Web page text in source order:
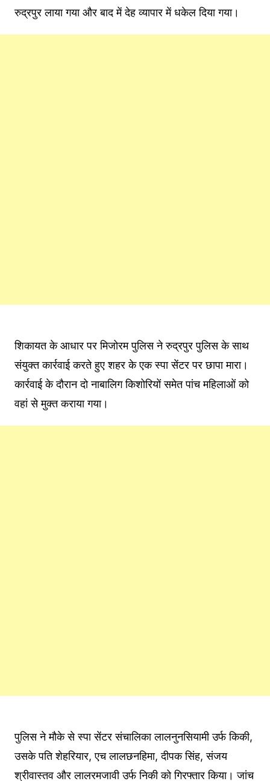
रुद्रपुर लाया गया और बाद में देह व्यापार में धकेल दिया गया।
शिकायत के आधार पर मिजोरम पुलिस ने रुद्रपुर पुलिस के साथ
संयुक्त कार्रवाई करते हुए शहर के एक स्पा सेंटर पर छापा मारा।
कार्रवाई के दौरान दो नाबालिग किशोरियों समेत पांच महिलाओं को
वहां से मुक्त कराया गया।
पुलिस ने मौके से स्पा सेंटर संचालिका लालनुनसियामी उर्फ किकी,
उसके पति शेहरियार, एच लालछनहिमा, दीपक सिंह, संजय
श्रीवास्तव और लालरमजावी उर्फ निकी को गिरफ्तार किया। जांच